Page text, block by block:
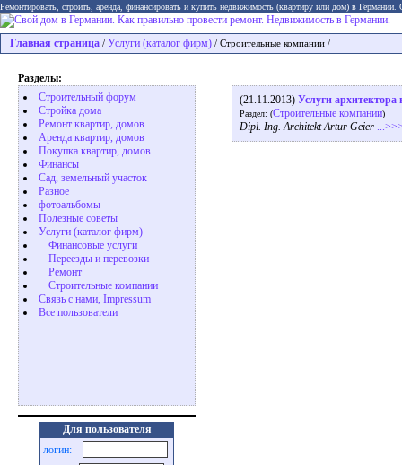
Ремонтировать, строить, аренда, финансировать и купить недвижимость (квартиру или дом) в
Главная страница / Услуги (каталог фирм) / Строительные компании /
Разделы:
Строительный форум
Стройка дома
Ремонт квартир, домов
Аренда квартир, домов
Покупка квартир, домов
Финансы
Сад, земельный участок
Разное
фотоальбомы
Полезные советы
Услуги (каталог фирм)
Финансовые услуги
Переезды и перевозки
Ремонт
Строительные компании
Связь с нами, Impressum
Все пользователи
Для пользователя
логин:
(21.11.2013) Услуги архитектора
Раздел: (Строительные компании)
Dipl. Ing. Architekt Artur Geier